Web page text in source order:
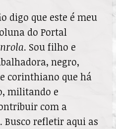
digo que este é meu
do Portal
. Sou filho e
negro,
corinthiano que há
militando e
com a
refletir aqui as